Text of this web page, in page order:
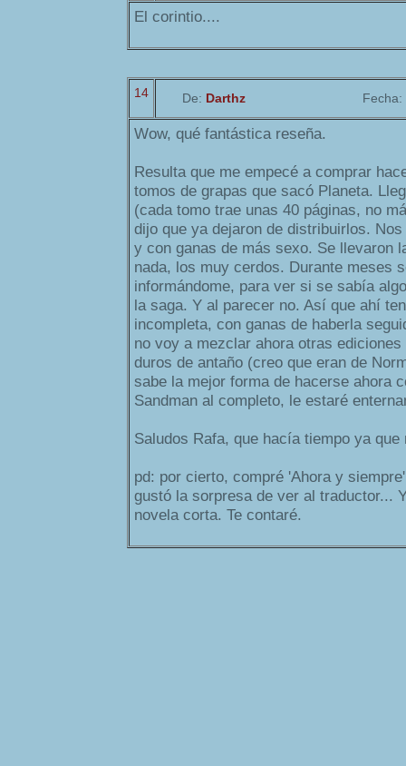
El corintio....
14 De: Darthz Fecha:
Wow, qué fantástica reseña.
Resulta que me empecé a comprar
tomos de grapas que sacó Planeta.
(cada tomo trae unas 40 páginas, no
dijo que ya dejaron de distribuirlos.
y con ganas de más sexo. Se llevaron
nada, los muy cerdos. Durante meses
informándome, para ver si se sabía
la saga. Y al parecer no. Así que ahí
incompleta, con ganas de haberla
no voy a mezclar ahora otras
duros de antaño (creo que eran de
sabe la mejor forma de hacerse ahora
Sandman al completo, le estaré
Saludos Rafa, que hacía tiempo ya que
pd: por cierto, compré 'Ahora y
gustó la sorpresa de ver al traductor...
novela corta. Te contaré.